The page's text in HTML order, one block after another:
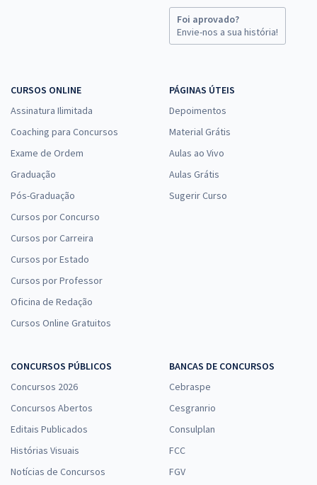
Foi aprovado?
Envie-nos a sua história!
CURSOS ONLINE
Assinatura Ilimitada
Coaching para Concursos
Exame de Ordem
Graduação
Pós-Graduação
Cursos por Concurso
Cursos por Carreira
Cursos por Estado
Cursos por Professor
Oficina de Redação
Cursos Online Gratuitos
PÁGINAS ÚTEIS
Depoimentos
Material Grátis
Aulas ao Vivo
Aulas Grátis
Sugerir Curso
CONCURSOS PÚBLICOS
Concursos 2026
Concursos Abertos
Editais Publicados
Histórias Visuais
Notícias de Concursos
BANCAS DE CONCURSOS
Cebraspe
Cesgranrio
Consulplan
FCC
FGV